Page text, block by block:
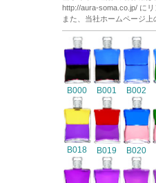
http://aura-soma.co.jp/ に
また、当社ホームページ
B000 B001 B002
B018 B019 B020